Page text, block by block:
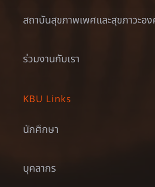
สถาบันสุขภาพเพศและสุขภาวะอ
ร่วมงานกับเรา
KBU Links
นักศึกษา
บุคลากร